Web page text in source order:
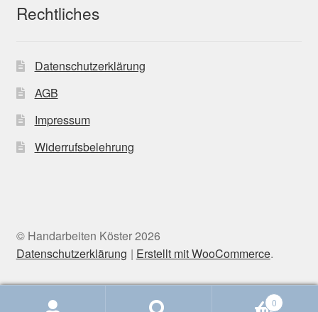
Rechtliches
Datenschutzerklärung
AGB
Impressum
Widerrufsbelehrung
© Handarbeiten Köster 2026
Datenschutzerklärung
Erstellt mit WooCommerce.
0